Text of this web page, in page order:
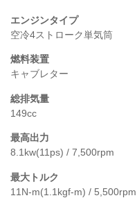
エンジンタイプ
空冷4ストローク単気筒
燃料装置
キャブレター
総排気量
149cc
最高出力
8.1kw(11ps) / 7,500rpm
最大トルク
11N-m(1.1kgf-m) / 5,500rpm